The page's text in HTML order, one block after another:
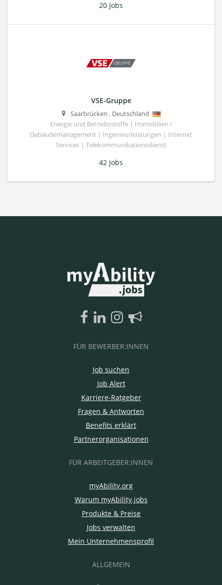
20 Jobs
VSE-Gruppe
Saarbrücken , Deutschland
Energie und Betriebsstoffe | Immobilien /
Gebäudemanagement | Ingenieurleistungen | Internet
Services | Telekommunikationsdienst
42 Jobs
FÜR BEWERBER:INNEN
Job suchen
Job Alert
Karriere-Ratgeber
Fragen & Antworten
Benefits erklärt
Partnerorganisationen
FÜR ARBEITGEBER:INNEN
myAbility.org
Warum myAbility.jobs
Produkte & Preise
Jobs verwalten
Mein Unternehmensprofil
ALLGEMEIN